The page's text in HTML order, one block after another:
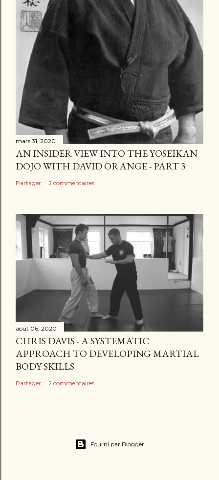
mars 31, 2020
AN INSIDER VIEW INTO THE YOSEIKAN
DOJO WITH DAVID ORANGE - PART 3
Partager 2 commentaires
août 06, 2020
CHRIS DAVIS - A SYSTEMATIC
APPROACH TO DEVELOPING MARTIAL
BODY SKILLS
Partager 2 commentaires
Fourni par Blogger